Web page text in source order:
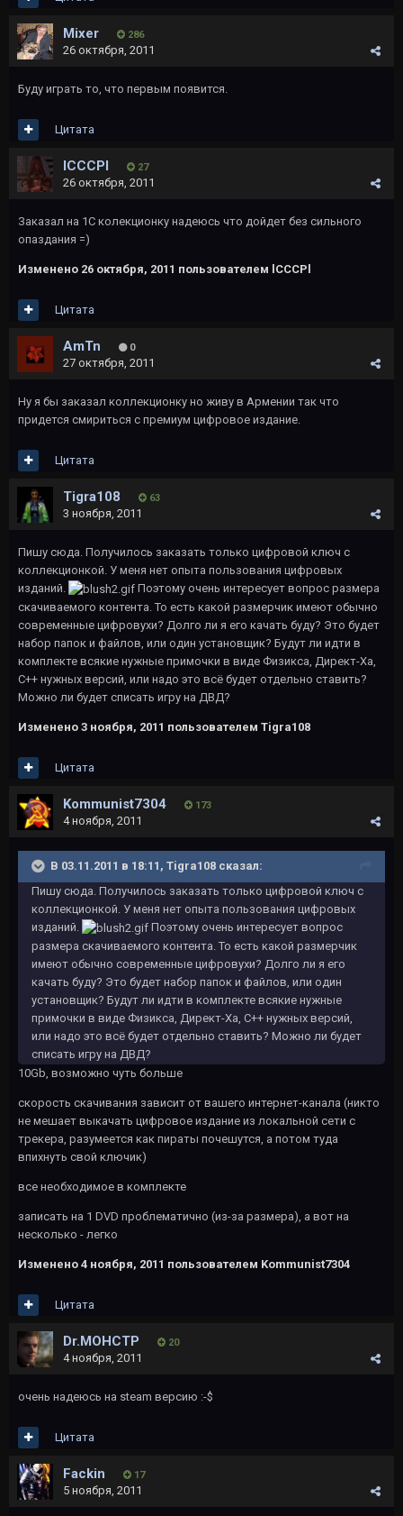
Mixer 286
26 октября, 2011
Буду играть то, что первым появится.
Цитата
lCCCPl 27
26 октября, 2011
Заказал на 1С колекционку надеюсь что дойдет без сильного
опаздания =)
Изменено 26 октября, 2011 пользователем lCCCPl
Цитата
AmTn 0
27 октября, 2011
Ну я бы заказал коллекционку но живу в Армении так что
придется смириться с премиум цифровое издание.
Цитата
Tigra108 63
3 ноября, 2011
Пишу сюда. Получилось заказать только цифровой ключ с
коллекционкой. У меня нет опыта пользования цифровых
изданий.
Поэтому очень интересует вопрос размера
скачиваемого контента. То есть какой размерчик имеют обычно
современные цифровухи? Долго ли я его качать буду? Это будет
набор папок и файлов, или один установщик? Будут ли идти в
комплекте всякие нужные примочки в виде Физикса, Директ-Ха,
С++ нужных версий, или надо это всё будет отдельно ставить?
Можно ли будет списать игру на ДВД?
Изменено 3 ноября, 2011 пользователем Tigra108
Цитата
Kommunist7304 173
4 ноября, 2011
В 03.11.2011 в 18:11, Tigra108 сказал:
Пишу сюда. Получилось заказать только цифровой ключ с
коллекционкой. У меня нет опыта пользования цифровых
изданий.
Поэтому очень интересует вопрос
размера скачиваемого контента. То есть какой размерчик
имеют обычно современные цифровухи? Долго ли я его
качать буду? Это будет набор папок и файлов, или один
установщик? Будут ли идти в комплекте всякие нужные
примочки в виде Физикса, Директ-Ха, С++ нужных версий,
или надо это всё будет отдельно ставить? Можно ли будет
списать игру на ДВД?
10Gb, возможно чуть больше
скорость скачивания зависит от вашего интернет-канала (никто
не мешает выкачать цифровое издание из локальной сети с
трекера, разумеется как пираты почешутся, а потом туда
впихнуть свой ключик)
все необходимое в комплекте
записать на 1 DVD проблематично (из-за размера), а вот на
несколько - легко
Изменено 4 ноября, 2011 пользователем Kommunist7304
Цитата
Dr.MOHCTP 20
4 ноября, 2011
очень надеюсь на steam версию :-$
Цитата
Fackin 17
5 ноября, 2011